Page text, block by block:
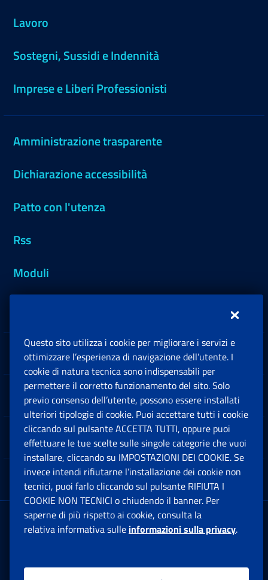
Lavoro
Sostegni, Sussidi e Indennità
Imprese e Liberi Professionisti
Amministrazione trasparente
Dichiarazione accessibilità
Patto con l'utenza
Rss
Moduli
Sedi e Contatti
Software
Note Legali
App mobile
Sede Legale : Via Ciro il Grande, 21
00144 Roma
Questo sito utilizza i cookie per migliorare i servizi e
ottimizzare l’esperienza di navigazione dell’utente. I
cookie di natura tecnica sono indispensabili per
permettere il corretto funzionamento del sito. Solo
previo consenso dell’utente, possono essere installati
ulteriori tipologie di cookie. Puoi accettare tutti i cookie
cliccando sul pulsante ACCETTA TUTTI, oppure puoi
effettuare le tue scelte sulle singole categorie che vuoi
installare, cliccando su IMPOSTAZIONI DEI COOKIE. Se
invece intendi rifiutarne l’installazione dei cookie non
tecnici, puoi farlo cliccando sul pulsante RIFIUTA I
COOKIE NON TECNICI o chiudendo il banner. Per
saperne di più rispetto ai cookie, consulta la
relativa informativa sulle informazioni sulla privacy.